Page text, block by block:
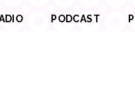
PODCAST